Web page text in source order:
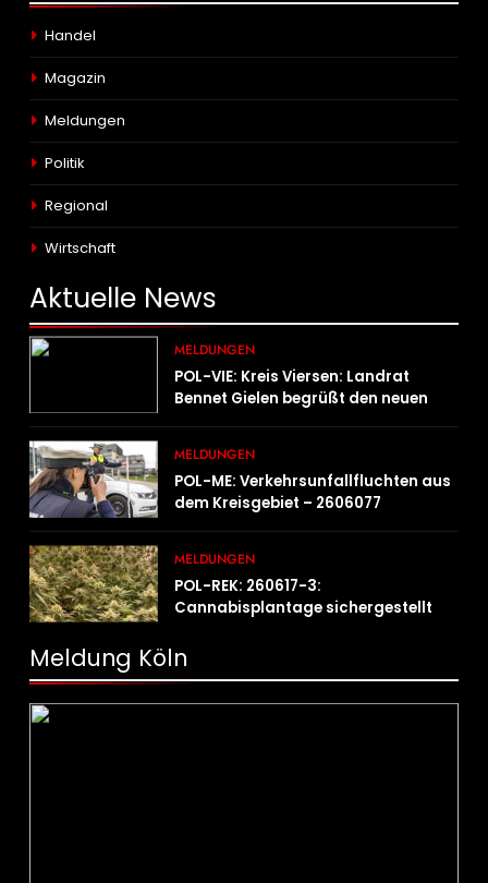
Handel
Magazin
Meldungen
Politik
Regional
Wirtschaft
Aktuelle News
MELDUNGEN
POL-VIE: Kreis Viersen: Landrat
Bennet Gielen begrüßt den neuen
MELDUNGEN
POL-ME: Verkehrsunfallfluchten aus
dem Kreisgebiet – 2606077
MELDUNGEN
POL-REK: 260617-3:
Cannabisplantage sichergestellt
Meldung Köln